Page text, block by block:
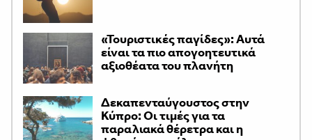
«Τουριστικές παγίδες»: Αυτά
είναι τα πιο απογοητευτικά
αξιοθέατα του πλανήτη
Δεκαπενταύγουστος στην
Κύπρο: Οι τιμές για τα
παραλιακά θέρετρα και η